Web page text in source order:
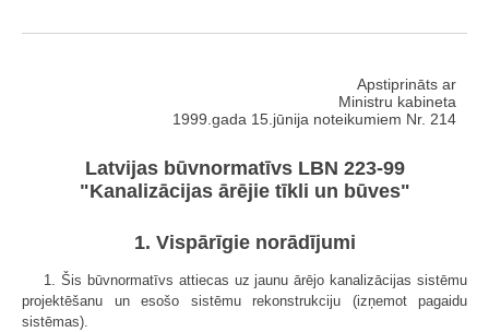
Apstiprināts ar
Ministru kabineta
1999.gada 15.jūnija noteikumiem Nr. 214
Latvijas būvnormatīvs LBN 223-99
"Kanalizācijas ārējie tīkli un būves"
1. Vispārīgie norādījumi
1. Šis būvnormatīvs attiecas uz jaunu ārējo kanalizācijas sistēmu
projektēšanu un esošo sistēmu rekonstrukciju (izņemot pagaidu
sistēmas).